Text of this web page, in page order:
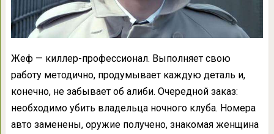
Жеф — киллер-профессионал. Выполняет свою
работу методично, продумывает каждую деталь и,
конечно, не забывает об алиби. Очередной заказ:
необходимо убить владельца ночного клуба. Номера
авто заменены, оружие получено, знакомая женщина